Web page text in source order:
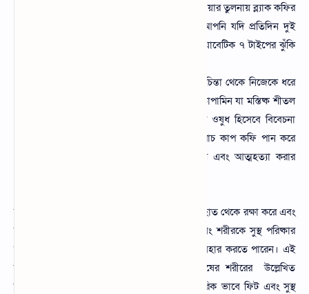
গবেষণায় দেখা গেছে অন্যান্য কফি বা চা খাওয়ার তুলনায় ব্ল্যাক কফির
ডায়াবেটিসের গড়ে ৭% ঝুঁকি কমায়। আর আপনি যদি প্রতিদিন দুই
কাপ কফি পান করেন তাহলে তুলনামূলক ডায়াবেটিক ৭ টাইপের ঝুঁকি
ব্ল্যাক কফি খাওয়ার মাধ্যমে আপনি মানুসিক চিন্তা থেকে নিজেকে ধরে
রাখতে পারবেন। ব্ল্যাক কফির মধ্যে রয়েছে ডোপামিন যা মস্তিষ্ক শীতল
রাখে এবং অনেকটা ডোপামিন কে আনন্দের ওষুধ হিসেবে বিবেচনা
করা হয়। তাই কেউ যদি দিনে চার থেকে পাঁচ কাপ কফি পান করে
তাহলে হতাশাগ্রস্থতার সম্ভাবনা ২০% কমে এবং আত্মহত্যা করার
শরীরের রোগ প্রতিরোধ ক্ষমতা বৃদ্ধি করে। টক্সিন এর হাত থেকে রক্ষা করে এবং
শরীরের জমে থাকা দূষিত টক্সিন বের করে দেয় এবং শরীরকে সুস্থ পরিষ্কার
রাখে। এছাড়াও তত্ত্বের উপকারিতা পাওয়ার জন্য ব্যবহার করতে পারেন। এই
কফির মধ্যে বিশেষ কিছু উপাদান রয়েছে যা মানুষের শরীরের উল্লেখিত
উপকারিতা গুলো করে। আপনি মানসিক এবং শারীরিক ভাবে ফিট এবং সুস্থ